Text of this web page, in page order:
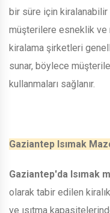
bir süre için
müşterilere esneklik ve
kiralama şirketleri
sunar, böylece
kullanmaları sağlanır.
Gaziantep Isımak
Gaziantep'da Isımak
olarak tabir edilen
ve ısıtma